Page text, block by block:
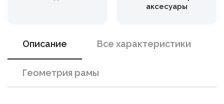
аксесуары
Описание Все характеристики
Геометрия рамы